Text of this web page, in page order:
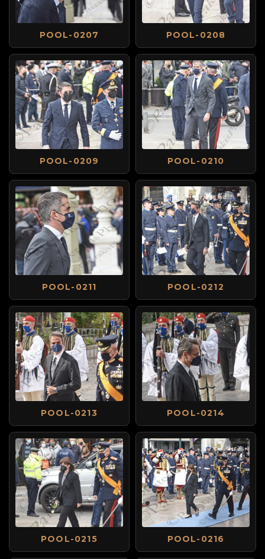
POOL-0207 POOL-0208
POOL-0209 POOL-0210
POOL-0211 POOL-0212
POOL-0213 POOL-0214
POOL-0215 POOL-0216